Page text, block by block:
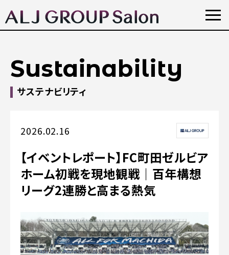
Sustainability
サステナビリティ
2026.02.16
【イベントレポート】FC町田ゼルビア
ホーム初戦を現地観戦｜百年構想
リーグ2連勝と高まる熱気